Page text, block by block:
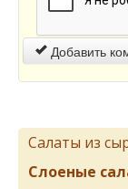
Добавить
Салаты из
Слоеные